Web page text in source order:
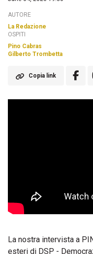
AUTORE
La Redazione
OSPITI
Pino Cabras
Gilberto Trombetta
Copia link
La nostra intervista a
esteri di DSP -